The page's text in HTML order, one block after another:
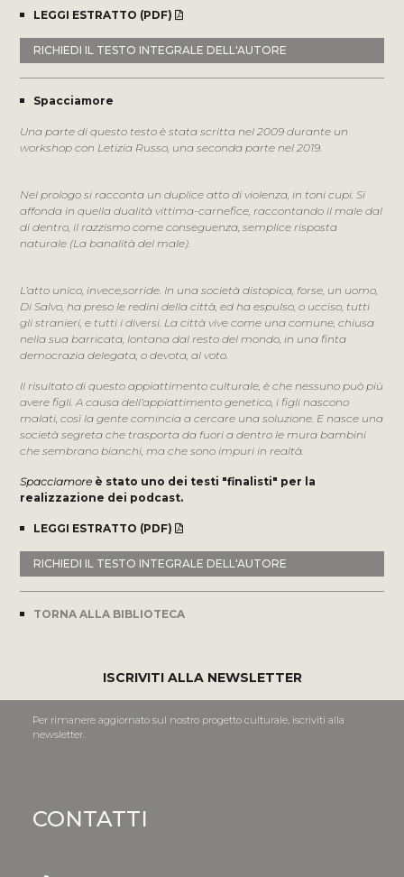
LEGGI ESTRATTO (PDF)
RICHIEDI IL TESTO INTEGRALE DELL'AUTORE
Spacciamore
Una parte di questo testo è stata scritta nel 2009 durante un
workshop con Letizia Russo, una seconda parte nel 2019.
Nel prologo si racconta un duplice atto di violenza, in toni cupi. Si
affonda in quella dualità vittima-carnefice, raccontando il male dal
di dentro, il razzismo come conseguenza, semplice risposta
naturale (La banalità del male).
L’atto unico, invece,sorride. In una società distopica, forse, un uomo,
Di Salvo, ha preso le redini della città, ed ha espulso, o ucciso, tutti
gli stranieri, e tutti i diversi. La città vive come una comune, chiusa
nella sua barricata, lontana dal resto del mondo, in una finta
democrazia delegata, o devota, al voto.
Il risultato di questo appiattimento culturale, è che nessuno può più
avere figli. A causa dell’appiattimento genetico, i figli nascono
malati, così la gente comincia a cercare una soluzione. E nasce una
società segreta che trasporta da fuori a dentro le mura bambini
che sembrano bianchi, ma che sono impuri in realtà.
Spacciamore è stato uno dei testi "finalisti" per la
realizzazione dei podcast.
LEGGI ESTRATTO (PDF)
RICHIEDI IL TESTO INTEGRALE DELL'AUTORE
TORNA ALLA BIBLIOTECA
ISCRIVITI ALLA NEWSLETTER
Per rimanere aggiornato sul nostro progetto culturale, iscriviti alla
newsletter.
CONTATTI